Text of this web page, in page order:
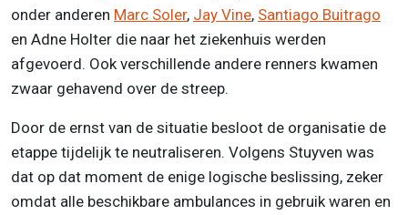
onder anderen Marc Soler, Jay Vine, Santiago Buitrago
en Adne Holter die naar het ziekenhuis werden
afgevoerd. Ook verschillende andere renners kwamen
zwaar gehavend over de streep.
Door de ernst van de situatie besloot de organisatie de
etappe tijdelijk te neutraliseren. Volgens Stuyven was
dat op dat moment de enige logische beslissing, zeker
omdat alle beschikbare ambulances in gebruik waren en